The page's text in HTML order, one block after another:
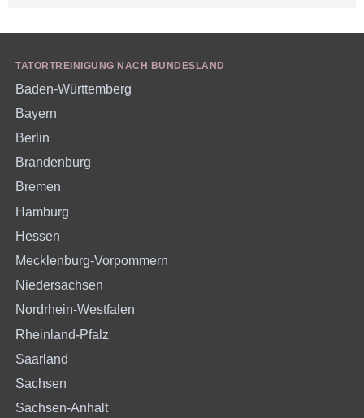
TATORTREINIGUNG NACH BUNDESLAND
Baden-Württemberg
Bayern
Berlin
Brandenburg
Bremen
Hamburg
Hessen
Mecklenburg-Vorpommern
Niedersachsen
Nordrhein-Westfalen
Rheinland-Pfalz
Saarland
Sachsen
Sachsen-Anhalt